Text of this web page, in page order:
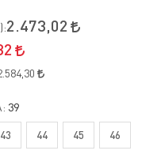
):2.473,02
39
43 44 45 46